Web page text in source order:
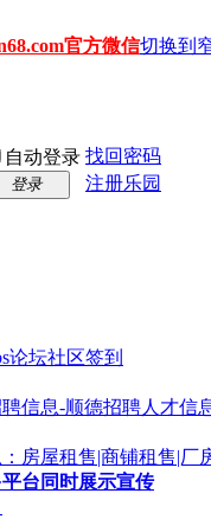
官方微信切换到
自动登录 找回密码
登录 注册乐园
论坛社区签到
信息-顺德招聘人才信
房屋租售|商铺租售|厂
台同时展示宣传